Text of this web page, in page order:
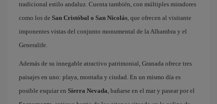
tradicional estilo andaluz. Cuenta también, con múltiples miradores
como los de San Cristóbal o San Nicolás, que ofrecen al visitante
imponentes vistas del conjunto monumental de la Alhambra y el
Generalife.
Además de su innegable atractivo patrimonial, Granada ofrece tres
paisajes en uno: playa, montaña y ciudad. En un mismo día es
posible esquiar en Sierra Nevada, bañarse en el mar y pasear por el